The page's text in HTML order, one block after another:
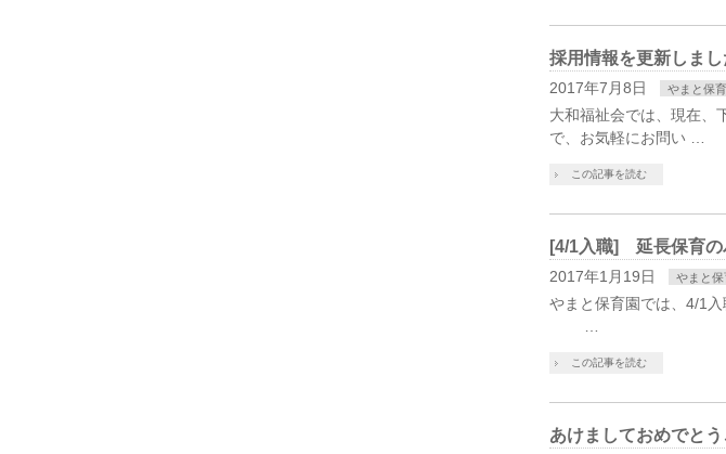
採用情報を更新しまし
2017年7月8日 やまと保
大和福祉会では、現在、
で、お気軽にお問い …
この記事を読む
[4/1入職] 延長保育の
2017年1月19日 やまと保
やまと保育園では、4/1
この記事を読む
あけましておめでと